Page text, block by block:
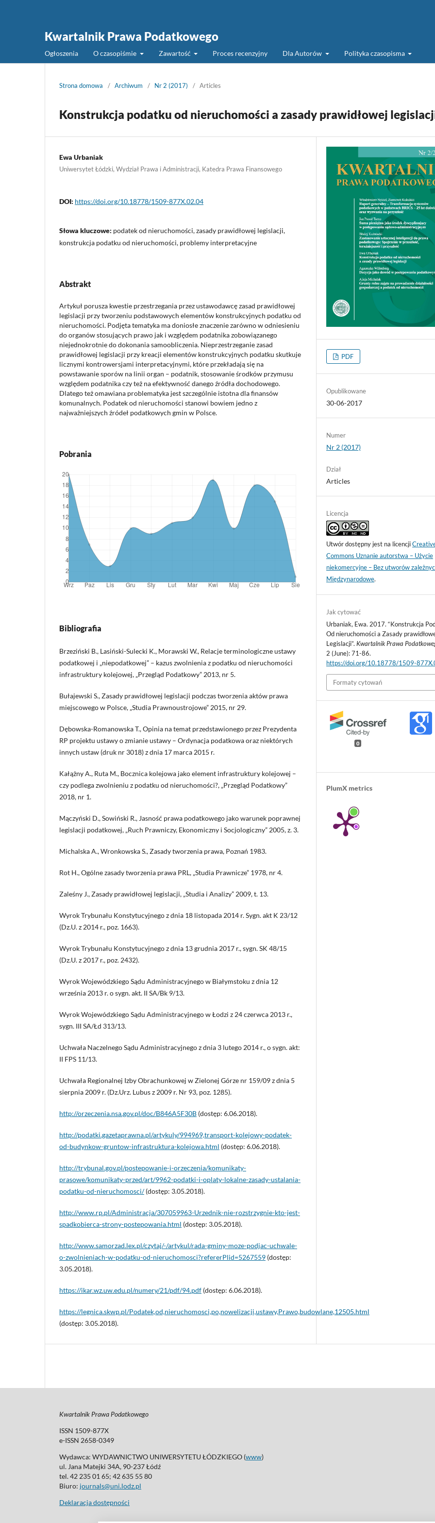
Kwartalnik Prawa Podatkowego
Ogłoszenia O czasopiśmie Zawartość Proces recenzyjny Dla Autorów Polityka czasopisma
Strona domowa / Archiwum / Nr 2 (2017) / Articles
Konstrukcja podatku od nieruchomości a zasady prawidłowej
Ewa Urbaniak
Uniwersytet Łódzki, Wydział Prawa i Administracji, Katedra Prawa Finansowego
DOI: https://doi.org/10.18778/1509-877X.02.04
Słowa kluczowe: podatek od nieruchomości, zasady prawidłowej legislacji,
konstrukcja podatku od nieruchomości, problemy interpretacyjne
Abstrakt
Artykuł porusza kwestie przestrzegania przez ustawodawcę zasad prawidłowej
legislacji przy tworzeniu podstawowych elementów konstrukcyjnych podatku od
nieruchomości. Podjęta tematyka ma doniosłe znaczenie zarówno w odniesieniu
do organów stosujących prawo jak i względem podatnika zobowiązanego
niejednokrotnie do dokonania samoobliczenia. Nieprzestrzeganie zasad
prawidłowej legislacji przy kreacji elementów konstrukcyjnych podatku skutkuje
licznymi kontrowersjami interpretacyjnymi, które przekładają się na
powstawanie sporów na linii organ – podatnik, stosowanie środków przymusu
względem podatnika czy też na efektywność danego źródła dochodowego.
Dlatego też omawiana problematyka jest szczególnie istotna dla finansów
komunalnych. Podatek od nieruchomości stanowi bowiem jedno z
najważniejszych źródeł podatkowych gmin w Polsce.
Pobrania
Bibliografia
Brzeziński B., Lasiński-Sulecki K., Morawski W., Relacje terminologiczne ustawy
podatkowej i „niepodatkowej” – kazus zwolnienia z podatku od nieruchomości
infrastruktury kolejowej, „Przegląd Podatkowy” 2013, nr 5.
Bułajewski S., Zasady prawidłowej legislacji podczas tworzenia aktów prawa
miejscowego w Polsce, „Studia Prawnoustrojowe” 2015, nr 29.
Dębowska-Romanowska T., Opinia na temat przedstawionego przez Prezydenta
RP projektu ustawy o zmianie ustawy – Ordynacja podatkowa oraz niektórych
innych ustaw (druk nr 3018) z dnia 17 marca 2015 r.
Kałążny A., Ruta M., Bocznica kolejowa jako element infrastruktury kolejowej –
czy podlega zwolnieniu z podatku od nieruchomości?, „Przegląd Podatkowy”
2018, nr 1.
Mączyński D., Sowiński R., Jasność prawa podatkowego jako warunek poprawnej
legislacji podatkowej, „Ruch Prawniczy, Ekonomiczny i Socjologiczny” 2005, z. 3.
Michalska A., Wronkowska S., Zasady tworzenia prawa, Poznań 1983.
Rot H., Ogólne zasady tworzenia prawa PRL, „Studia Prawnicze” 1978, nr 4.
Zaleśny J., Zasady prawidłowej legislacji, „Studia i Analizy” 2009, t. 13.
Wyrok Trybunału Konstytucyjnego z dnia 18 listopada 2014 r. Sygn. akt K 23/12
(Dz.U. z 2014 r., poz. 1663).
Wyrok Trybunału Konstytucyjnego z dnia 13 grudnia 2017 r., sygn. SK 48/15
(Dz.U. z 2017 r., poz. 2432).
Wyrok Wojewódzkiego Sądu Administracyjnego w Białymstoku z dnia 12
września 2013 r. o sygn. akt. II SA/Bk 9/13.
Wyrok Wojewódzkiego Sądu Administracyjnego w Łodzi z 24 czerwca 2013 r.,
sygn. III SA/Łd 313/13.
Uchwała Naczelnego Sądu Administracyjnego z dnia 3 lutego 2014 r., o sygn. akt:
II FPS 11/13.
Uchwała Regionalnej Izby Obrachunkowej w Zielonej Górze nr 159/09 z dnia 5
sierpnia 2009 r. (Dz.Urz. Lubus z 2009 r. Nr 93, poz. 1285).
http://orzeczenia.nsa.gov.pl/doc/B846A5F30B (dostęp: 6.06.2018).
http://podatki.gazetaprawna.pl/artykuly/994969,transport-kolejowy-podatek-
od-budynkow-gruntow-infrastruktura-kolejowa.html (dostęp: 6.06.2018).
http://trybunal.gov.pl/postepowanie-i-orzeczenia/komunikaty-
prasowe/komunikaty-przed/art/9962-podatki-i-oplaty-lokalne-zasady-ustalania-
podatku-od-nierucho­mosci/(dostęp: 3.05.2018).
http://www.rp.pl/Administracja/307059963-Urzednik-nie-rozstrzygnie-kto-jest-
spadkobierca-strony-postepowania.html (dostęp: 3.05.2018).
http://www.samorzad.lex.pl/czytaj/-/artykul/rada-gminy-moze-podjac-uchwale-
o-zwolnieniach-w-podatku-od-nieruchomosci?refererPlid=5267559 (dostęp:
3.05.2018).
https://ikar.wz.uw.edu.pl/numery/21/pdf/94.pdf (dostęp: 6.06.2018).
https://legnica.skwp.pl/Podatek,od,nieruchomosci,po,nowelizacji,ustawy,Prawo,budowlane,12505.html
(dostęp: 3.05.2018).
PDF
Opublikowane
30-06-2017
Numer
Nr 2 (2017)
Dział
Articles
Licencja
Utwór dostępny jest na licencji
Commons Uznanie autorstwa – Użycie
niekomercyjne – Bez utworów
Międzynarodowe.
Jak cytować
Urbaniak, Ewa. 2017. “Konstrukcja
Od nieruchomości a Zasady
Legislacji”. Kwartalnik Prawa
2 (June): 71-86.
https://doi.org/10.18778/1509-
Formaty cytowań
0
PlumX metrics
Kwartalnik Prawa Podatkowego
ISSN 1509-877X
e-ISSN 2658-0349
Wydawca: WYDAWNICTWO UNIWERSYTETU ŁÓDZKIEGO (www)
ul. Jana Matejki 34A, 90-237 Łódź
tel. 42 235 01 65; 42 635 55 80
Biuro: journals@uni.lodz.pl
Deklaracja dostępności